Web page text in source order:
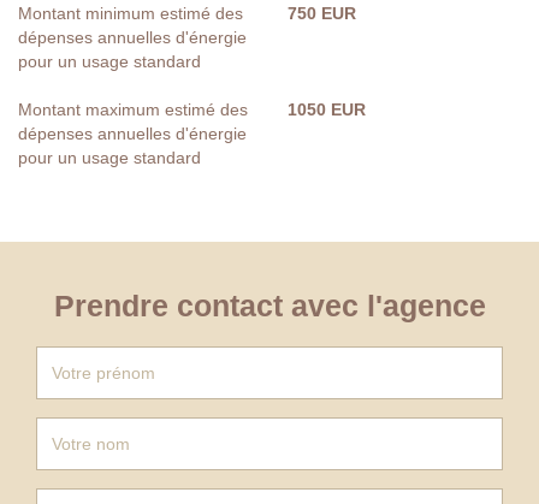
Montant minimum estimé des
dépenses annuelles d'énergie
pour un usage standard
750 EUR
Montant maximum estimé des
dépenses annuelles d'énergie
pour un usage standard
1050 EUR
Prendre contact avec l'agence